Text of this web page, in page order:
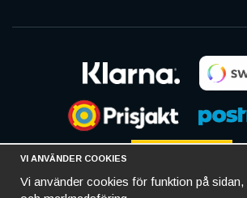
VI ANVÄNDER COOKIES
Vi använder cookies för funktion på